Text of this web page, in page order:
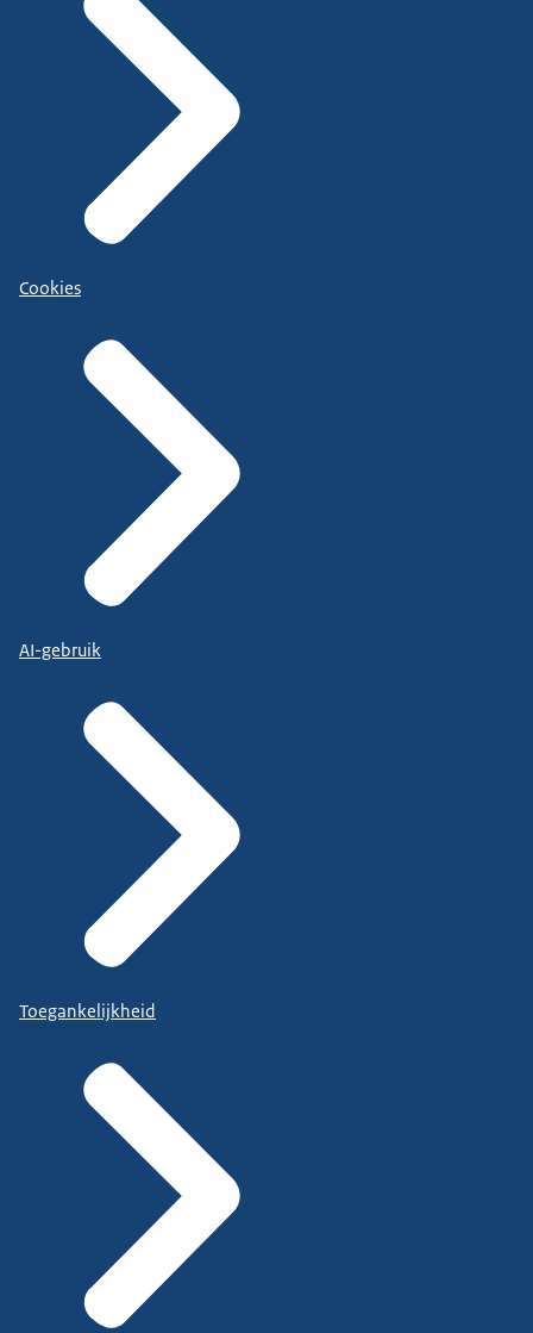
Cookies
AI-gebruik
Toegankelijkheid